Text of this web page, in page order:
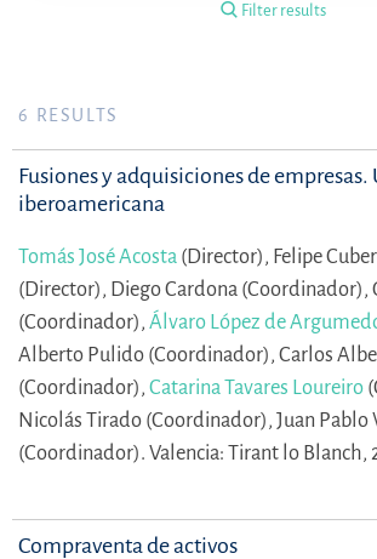
Filter results
6 RESULTS
Fusiones y adquisiciones de empresas.
iberoamericana
Tomás José Acosta (Director), Felipe
(Director), Diego Cardona (Coordinador),
(Coordinador), Álvaro López de
Alberto Pulido (Coordinador), Carlos
(Coordinador), Catarina Tavares Loureiro
Nicolás Tirado (Coordinador), Juan
(Coordinador). Valencia: Tirant lo Blanch,
Compraventa de activos